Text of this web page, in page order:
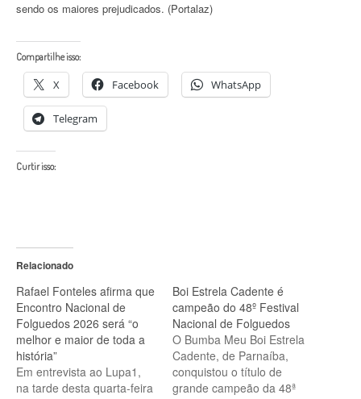
sendo os maiores prejudicados. (Portalaz)
Compartilhe isso:
X Facebook WhatsApp
Telegram
Curtir isso:
Relacionado
Rafael Fonteles afirma que
Encontro Nacional de
Folguedos 2026 será “o
melhor e maior de toda a
história”
Em entrevista ao Lupa1,
na tarde desta quarta-feira
Boi Estrela Cadente é
campeão do 48º Festival
Nacional de Folguedos
O Bumba Meu Boi Estrela
Cadente, de Parnaíba,
conquistou o título de
grande campeão da 48ª